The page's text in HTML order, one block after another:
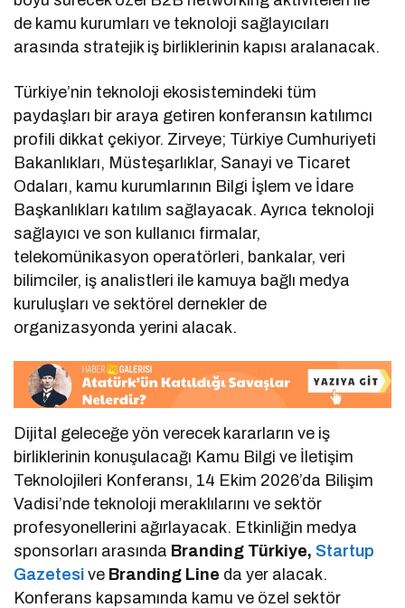
de kamu kurumları ve teknoloji sağlayıcıları
arasında stratejik iş birliklerinin kapısı aralanacak.
Türkiye’nin teknoloji ekosistemindeki tüm
paydaşları bir araya getiren konferansın katılımcı
profili dikkat çekiyor. Zirveye; Türkiye Cumhuriyeti
Bakanlıkları, Müsteşarlıklar, Sanayi ve Ticaret
Odaları, kamu kurumlarının Bilgi İşlem ve İdare
Başkanlıkları katılım sağlayacak. Ayrıca teknoloji
sağlayıcı ve son kullanıcı firmalar,
telekomünikasyon operatörleri, bankalar, veri
bilimciler, iş analistleri ile kamuya bağlı medya
kuruluşları ve sektörel dernekler de
organizasyonda yerini alacak.
Dijital geleceğe yön verecek kararların ve iş
birliklerinin konuşulacağı Kamu Bilgi ve İletişim
Teknolojileri Konferansı, 14 Ekim 2026’da Bilişim
Vadisi’nde teknoloji meraklılarını ve sektör
profesyonellerini ağırlayacak. Etkinliğin medya
sponsorları arasında Branding Türkiye, Startup
Gazetesi ve Branding Line da yer alacak.
Konferans kapsamında kamu ve özel sektör